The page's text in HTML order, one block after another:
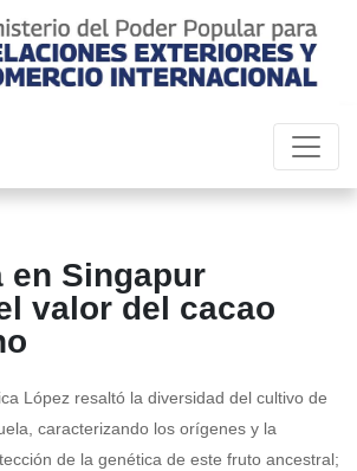
en Singapur
valor del cacao
López resaltó la diversidad del cultivo de
caracterizando los orígenes y la
de la genética de este fruto ancestral;